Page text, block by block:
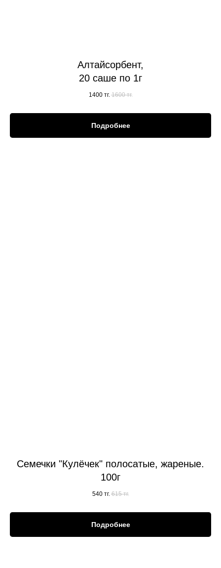
Алтайсорбент,
20 саше по 1г
1400 тг. 1600 тг.
Подробнее
Семечки "Кулёчек" полосатые, жареные.
100г
540 тг. 615 тг.
Подробнее